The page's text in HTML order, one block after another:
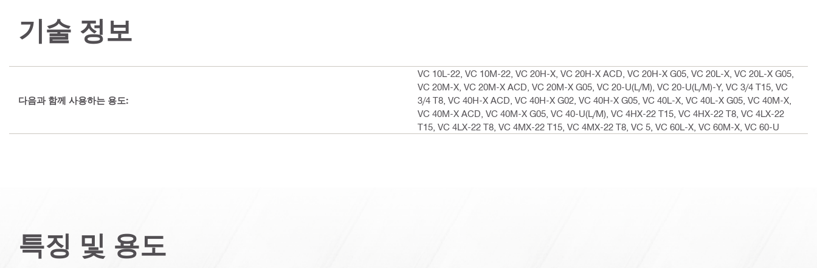
기술 정보
다음과 함께 사용하는 용도:
VC 10L-22, VC 10M-22, VC 20H-X, VC 20H-X ACD, VC 20H-X G05, VC 20L-X, VC 20L-X G05,
VC 20M-X, VC 20M-X ACD, VC 20M-X G05, VC 20-U(L/M), VC 20-U(L/M)-Y, VC 3/4 T15, VC
3/4 T8, VC 40H-X ACD, VC 40H-X G02, VC 40H-X G05, VC 40L-X, VC 40L-X G05, VC 40M-X,
VC 40M-X ACD, VC 40M-X G05, VC 40-U(L/M), VC 4HX-22 T15, VC 4HX-22 T8, VC 4LX-22
T15, VC 4LX-22 T8, VC 4MX-22 T15, VC 4MX-22 T8, VC 5, VC 60L-X, VC 60M-X, VC 60-U
특징 및 용도